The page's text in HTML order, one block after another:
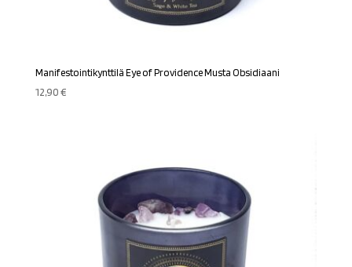
Manifestointikynttilä Eye of Providence Musta Obsidiaani
12,90€